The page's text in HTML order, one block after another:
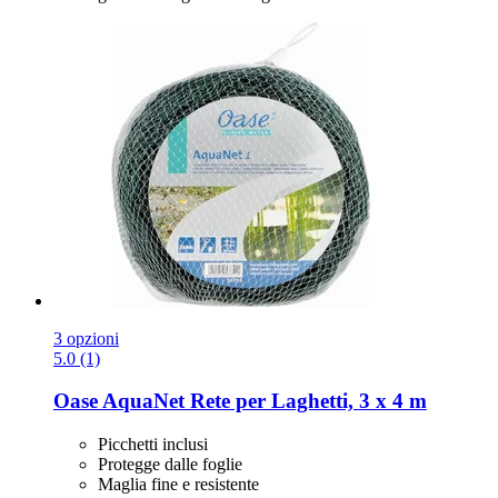
3 opzioni
5.0 (1)
OaseAquaNet Rete per Laghetti, 3 x 4 m
Picchetti inclusi
Protegge dalle foglie
Maglia fine e resistente